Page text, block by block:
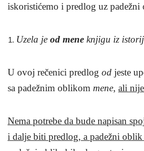
iskoristićemo i predlog uz padežni
Uzela je od mene knjigu iz
U ovoj rečenici predlog od jeste
sa padežnim oblikom mene, ali
Nema potrebe da bude napisan
i dalje biti predlog, a padežni oblik